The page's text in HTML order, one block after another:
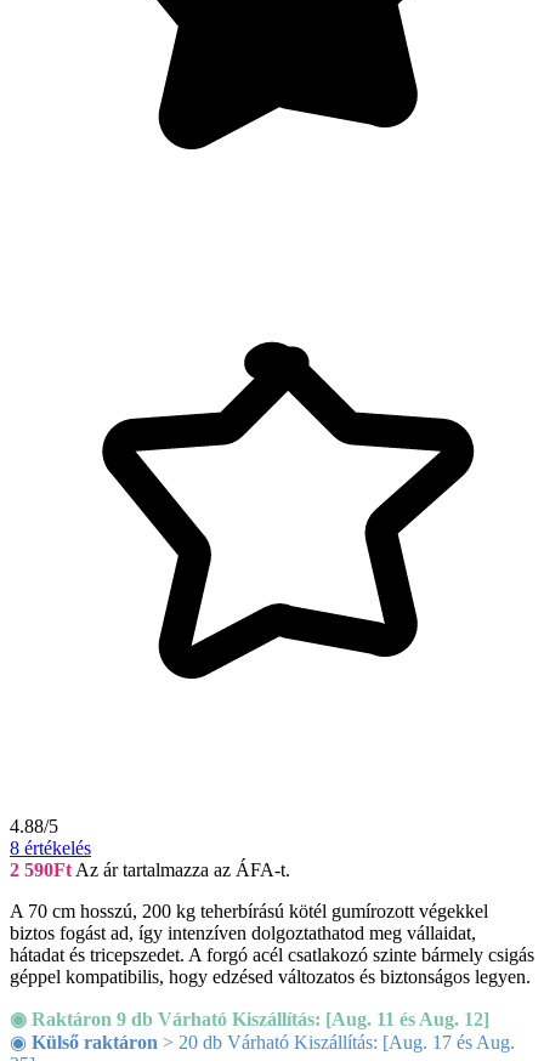
4.88/5
8 értékelés
2 590Ft Az ár tartalmazza az ÁFA-t.
A 70 cm hosszú, 200 kg teherbírású kötél gumírozott végekkel
biztos fogást ad, így intenzíven dolgoztathatod meg vállaidat,
hátadat és tricepszedet. A forgó acél csatlakozó szinte bármely csigás
géppel kompatibilis, hogy edzésed változatos és biztonságos legyen.
◉ Raktáron 9 db Várható Kiszállítás: [Aug. 11 és Aug. 12]
◉ Külső raktáron > 20 db Várható Kiszállítás: [Aug. 17 és Aug.